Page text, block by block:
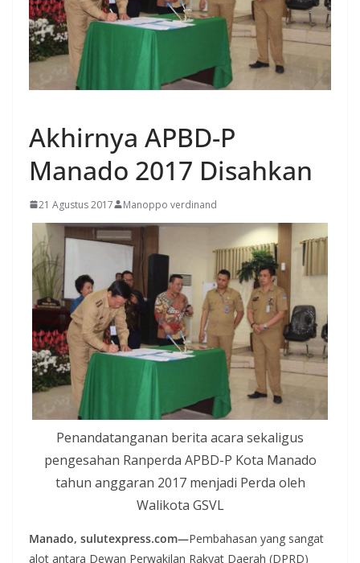
Akhirnya APBD-P
Manado 2017 Disahkan
21 Agustus 2017 Manoppo verdinand
Penandatanganan berita acara sekaligus
pengesahan Ranperda APBD-P Kota Manado
tahun anggaran 2017 menjadi Perda oleh
Walikota GSVL
Manado, sulutexpress.com—Pembahasan yang sangat
alot antara Dewan Perwakilan Rakyat Daerah (DPRD)